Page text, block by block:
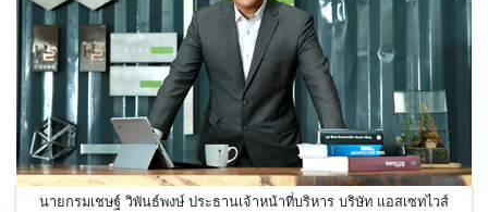
นายกรมเชษฐ์ วิพันธ์พงษ์ ประธานเจ้าหน้าที่บริหาร บริษัท แอสเซทไวส์